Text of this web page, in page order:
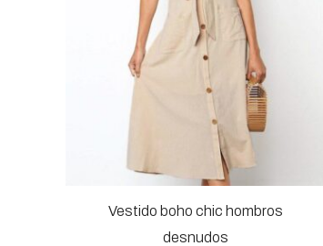
Vestido boho chic hombros
desnudos